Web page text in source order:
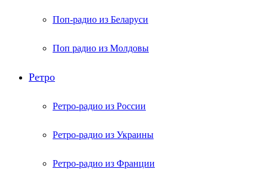
Поп-радио из Беларуси
Поп радио из Молдовы
Ретро
Ретро-радио из России
Ретро-радио из Украины
Ретро-радио из Франции